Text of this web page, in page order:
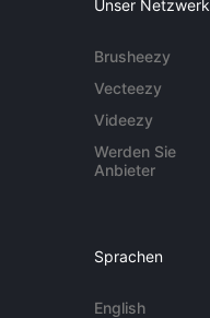
Unser Netzwerk
Brusheezy
Vecteezy
Videezy
Werden Sie
Anbieter
Sprachen
English